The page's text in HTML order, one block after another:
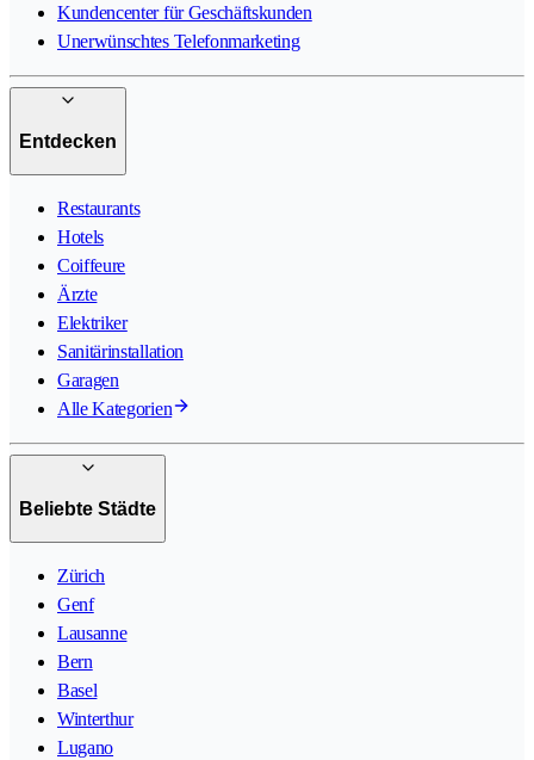
Kundencenter für Geschäftskunden
Unerwünschtes Telefonmarketing
Entdecken
Restaurants
Hotels
Coiffeure
Ärzte
Elektriker
Sanitärinstallation
Garagen
Alle Kategorien
Beliebte Städte
Zürich
Genf
Lausanne
Bern
Basel
Winterthur
Lugano